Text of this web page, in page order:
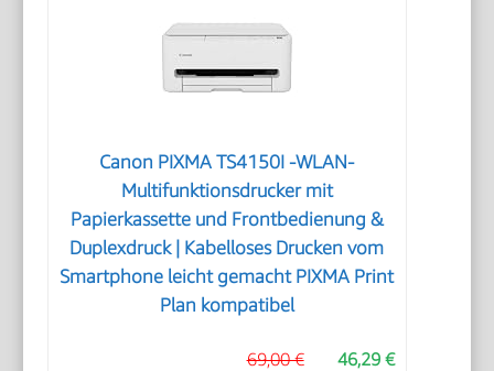
Canon PIXMA TS4150I -WLAN-
Multifunktionsdrucker mit
Papierkassette und Frontbedienung &
Duplexdruck | Kabelloses Drucken vom
Smartphone leicht gemacht PIXMA Print
Plan kompatibel
46,29 €
69,00 €